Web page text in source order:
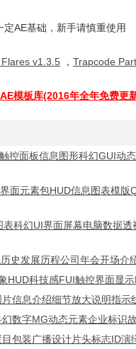
定AE基础，新手请慎重使用
v1.3.5 ， Trapcode
模板库(2016年全年免费更
控面板信息图形科幻GUI动
面元素包HUD信息图表模
表科幻UI界面屏幕电脑数据透
史发展历程公司年会开场介
HUD科技感FUI触控界面显
信息介绍细节放大说明指示
数字MG动态元素企业标识
包装广播设计片头标志ID演